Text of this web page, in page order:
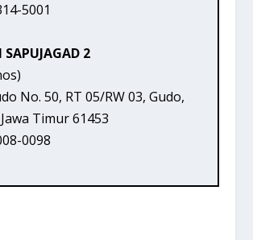
5001
SAPUJAGAD 2
No. 50, RT 05/RW 03, Gudo,
Timur 61453
0098